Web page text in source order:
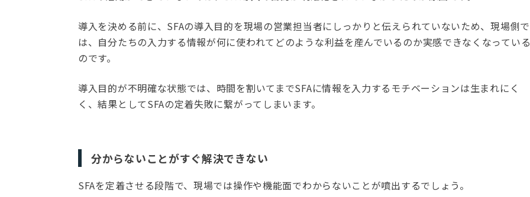
導入を決める前に、SFAの導入目的を現場の営業担当者にしっかりと伝えられていないため、現場側で
は、自分たちの入力する情報が何に使われてどのような利益を産んでいるのか実感できなくなっている
のです。
導入目的が不明確な状態では、時間を割いてまでSFAに情報を入力するモチベーションは生まれにく
く、結果としてSFAの定着失敗に繋がってしまいます。
分からないことがすぐ解決できない
SFAを定着させる段階で、現場では操作や機能面でわからないことが噴出するでしょう。